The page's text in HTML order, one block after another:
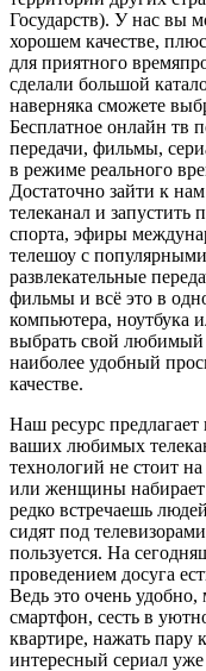
Государств). У нас вы
хорошем качестве,
для приятного
сделали большой
наверняка сможете
Бесплатное онлайн тв
передачи, фильмы,
в режиме реального
Достаточно зайти к
телеканал и
спорта, эфиры
телешоу с
развлекательные
фильмы и всё это в
компьютера, ноутбука
выбрать свой любимый
наиболее удобный
качестве.
Наш ресурс
ваших любимых
технологий не стоит
или женщины
редко встречаешь
сидят под
пользуется. На
проведением досуга
Ведь это очень
смартфон, сесть в
квартире, нажать пару
интересный сериал